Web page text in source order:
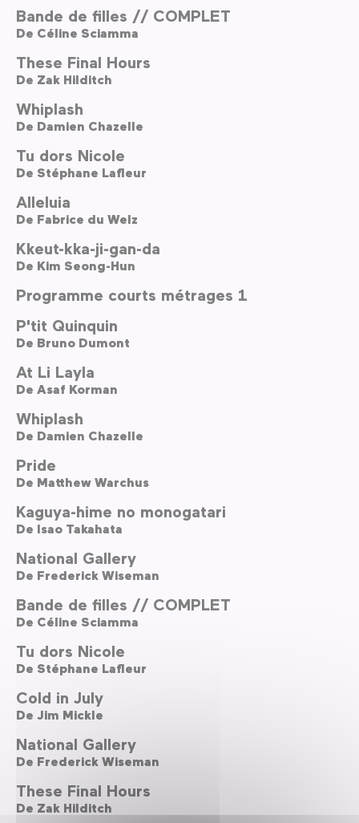
Bande de filles // COMPLET
De Céline Sciamma
These Final Hours
De Zak Hilditch
Whiplash
De Damien Chazelle
Tu dors Nicole
De Stéphane Lafleur
Alleluia
De Fabrice du Welz
Kkeut-kka-ji-gan-da
De Kim Seong-Hun
Programme courts métrages 1
P'tit Quinquin
De Bruno Dumont
At Li Layla
De Asaf Korman
Whiplash
De Damien Chazelle
Pride
De Matthew Warchus
Kaguya-hime no monogatari
De Isao Takahata
National Gallery
De Frederick Wiseman
Bande de filles // COMPLET
De Céline Sciamma
Tu dors Nicole
De Stéphane Lafleur
Cold in July
De Jim Mickle
National Gallery
De Frederick Wiseman
These Final Hours
De Zak Hilditch